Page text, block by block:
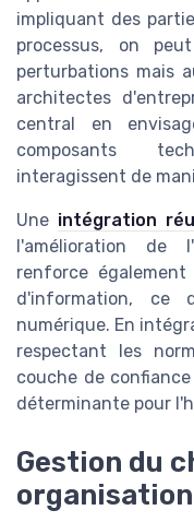
impliquant des
processus, on
perturbations mais
architectes
central en
composants
interagissent de
Une intégration
l'amélioration de
renforce
d'information,
numérique. En
respectant les
couche de
déterminante pour
Gestion du